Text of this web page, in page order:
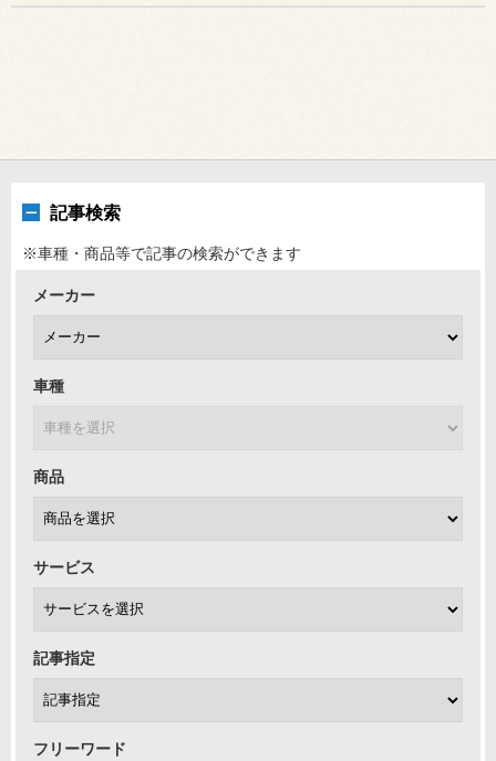
記事検索
※車種・商品等で記事の検索ができます
メーカー
車種
商品
サービス
記事指定
フリーワード